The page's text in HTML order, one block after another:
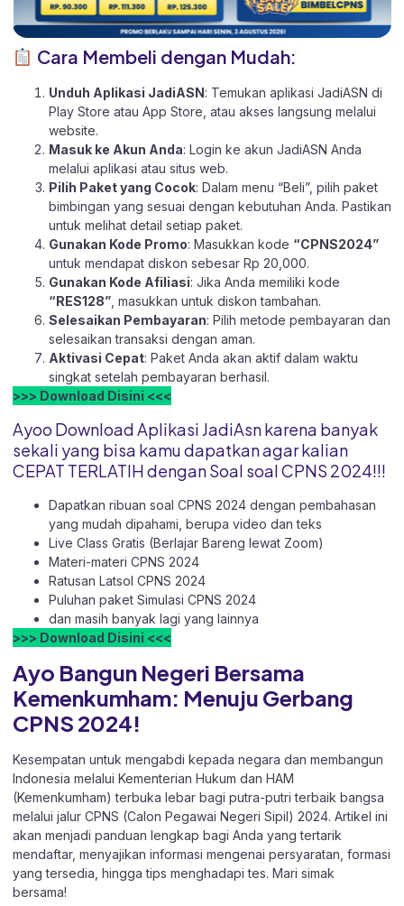
Cara Membeli dengan Mudah:
Unduh Aplikasi JadiASN: Temukan aplikasi JadiASN di
Play Store atau App Store , atau akses langsung melalui
website.
Masuk ke Akun Anda: Login ke akun JadiASN Anda
melalui aplikasi atau situs web.
Pilih Paket yang Cocok: Dalam menu “Beli”, pilih paket
bimbingan yang sesuai dengan kebutuhan Anda. Pastikan
untuk melihat detail setiap paket.
Gunakan Kode Promo: Masukkan kode “CPNS2024”
untuk mendapat diskon sebesar Rp 20,000.
Gunakan Kode Afiliasi: Jika Anda memiliki kode
“RES128” , masukkan untuk diskon tambahan.
Selesaikan Pembayaran: Pilih metode pembayaran dan
selesaikan transaksi dengan aman.
Aktivasi Cepat: Paket Anda akan aktif dalam waktu
singkat setelah pembayaran berhasil.
>>> Download Disini <<<
Ayoo Download Aplikasi JadiAsn karena banyak
sekali yang bisa kamu dapatkan agar kalian
CEPAT TERLATIH dengan Soal soal CPNS 2024!!!
Dapatkan ribuan soal CPNS 2024 dengan pembahasan
yang mudah dipahami, berupa video dan teks
Live Class Gratis (Berlajar Bareng lewat Zoom)
Materi-materi CPNS 2024
Ratusan Latsol CPNS 2024
Puluhan paket Simulasi CPNS 2024
dan masih banyak lagi yang lainnya
>>> Download Disini <<<
Ayo Bangun Negeri Bersama
Kemenkumham: Menuju Gerbang
CPNS 2024!
Kesempatan untuk mengabdi kepada negara dan membangun
Indonesia melalui Kementerian Hukum dan HAM
(Kemenkumham) terbuka lebar bagi putra-putri terbaik bangsa
melalui jalur CPNS (Calon Pegawai Negeri Sipil) 2024. Artikel ini
akan menjadi panduan lengkap bagi Anda yang tertarik
mendaftar, menyajikan informasi mengenai persyaratan, formasi
yang tersedia, hingga tips menghadapi tes. Mari simak
bersama!